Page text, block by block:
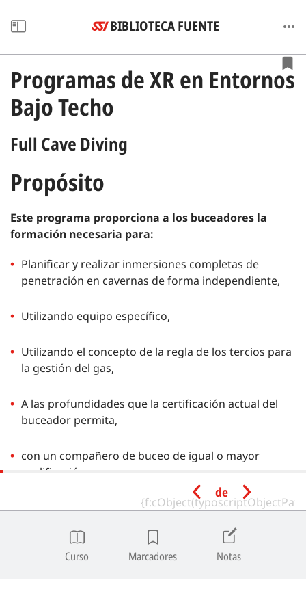
BIBLIOTECA FUENTE
Programas de XR en Entornos
Bajo Techo
Full Cave Diving
Propósito
Este programa proporciona a los buceadores la
formación necesaria para:
Planificar y realizar inmersiones completas de
penetración en cavernas de forma independiente,
Utilizando equipo específico,
Utilizando el concepto de la regla de los tercios para
la gestión del gas,
A las profundidades que la certificación actual del
buceador permita,
con un compañero de buceo de igual o mayor
cualificación.
Cualificación Mínima para
Instructores
Un Full Cave Diving Instructor en estado activo puede
de
Curso Marcadores Notas